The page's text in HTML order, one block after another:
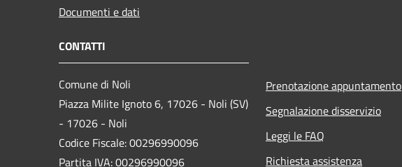
Documenti e dati
CONTATTI
Comune di Noli
Piazza Milite Ignoto 6, 17026 - Noli (SV)
- 17026 - Noli
Codice Fiscale: 00296990096
Partita IVA: 00296990096
Prenotazione appuntamento
Segnalazione disservizio
Leggi le FAQ
Richiesta assistenza